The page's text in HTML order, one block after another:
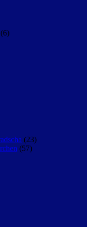
(6)
(23)
(57)